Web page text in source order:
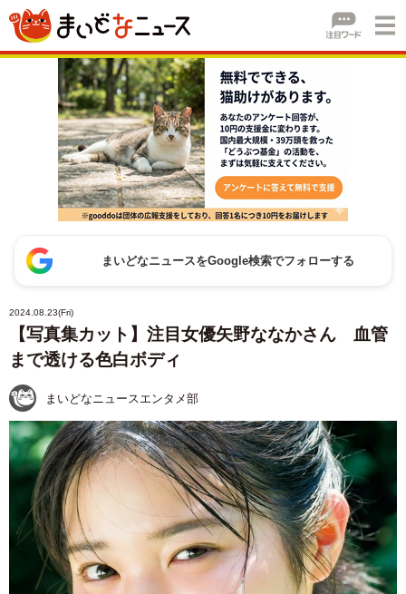
まいどなニュースをGoogle検索でフォローする
2024.08.23(Fri)
【写真集カット】注目女優矢野ななかさん 血管
まで透ける色白ボディ
まいどなニュースエンタメ部